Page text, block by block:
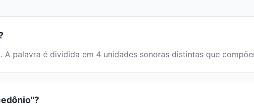
A palavra é dividida em 4 unidades sonoras distintas que